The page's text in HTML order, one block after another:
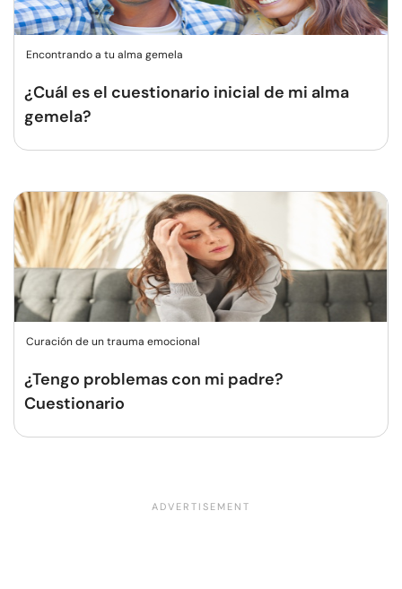
Encontrando a tu alma gemela
¿Cuál es el cuestionario inicial de mi alma
gemela?
Curación de un trauma emocional
¿Tengo problemas con mi padre?
Cuestionario